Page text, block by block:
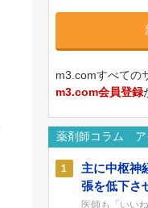
m3.comすべての
m3.com会員登録
薬剤師コラム ア
1
主に中枢神
張を低下さ
医師も「いい